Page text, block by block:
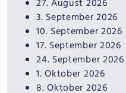
27. August 2026
3. September 2026
10. September 2026
17. September 2026
24. September 2026
1. Oktober 2026
8. Oktober 2026